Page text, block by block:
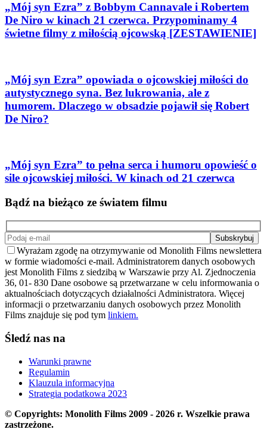
„Mój syn Ezra” z Bobbym Cannavale i Robertem
De Niro w kinach 21 czerwca. Przypominamy 4
świetne filmy z miłością ojcowską [ZESTAWIENIE]
„Mój syn Ezra” opowiada o ojcowskiej miłości do
autystycznego syna. Bez lukrowania, ale z
humorem. Dlaczego w obsadzie pojawił się Robert
De Niro?
„Mój syn Ezra” to pełna serca i humoru opowieść o
sile ojcowskiej miłości. W kinach od 21 czerwca
Bądź na bieżąco ze światem filmu
Wyrażam zgodę na otrzymywanie od Monolith Films newslettera
w formie wiadomości e-mail. Administratorem danych osobowych
jest Monolith Films z siedzibą w Warszawie przy Al. Zjednoczenia
36, 01- 830 Dane osobowe są przetwarzane w celu informowania o
aktualnościach dotyczących działalności Administratora. Więcej
informacji o przetwarzaniu danych osobowych przez Monolith
Films znajduje się pod tym linkiem.
Śledź nas na
Warunki prawne
Regulamin
Klauzula informacyjna
Strategia podatkowa 2023
© Copyrights: Monolith Films 2009 - 2026 r. Wszelkie prawa
zastrzeżone.